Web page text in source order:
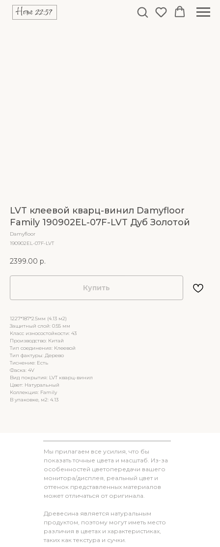
LVT клеевой кварц-винил Damyfloor
Family 190902EL-07F-LVT Дуб Золотой
Damyfloor
190902EL-07F-LVT
2399.00 р.
Купить
1227*187*2.5мм (4.13 м2)
Защитный слой: 0.55 мм
Класс износостойкости: 43
Производство: Китай
Тип соединения: Клеевой
Тип фактуры: Дерево
Тиснение: Есть
Фаска: 4V
Вид покрытия: LVT кварц-винил
Цвет: Натуральный
Коллекция: Family
В упаковке, м2: 4.13
Мы прилагаем все усилия, что бы
показать точные цвета и масштаб. Из-за
особенностей цветопередачи вашего
монитора/дисплея, реальный цвет и
оттенок представленных материалов
может отличаться от оригинала.
Древесина является натуральным
продуктом, поэтому могут иметь место
различия в цветах и характеристиках,
таких как текстура и сучки.